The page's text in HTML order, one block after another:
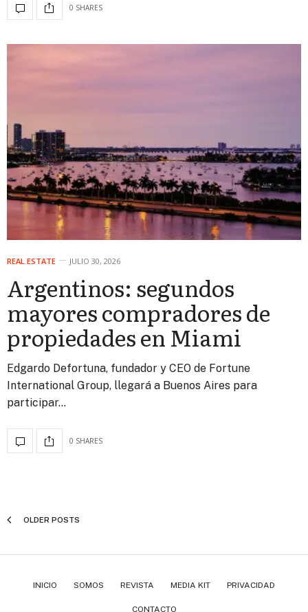
0 SHARES
REAL ESTATE JULIO 30, 2026
Argentinos: segundos
mayores compradores de
propiedades en Miami
Edgardo Defortuna, fundador y CEO de Fortune
International Group, llegará a Buenos Aires para
participar…
0 SHARES
OLDER POSTS
INICIO SOMOS REVISTA MEDIA KIT PRIVACIDAD
CONTACTO